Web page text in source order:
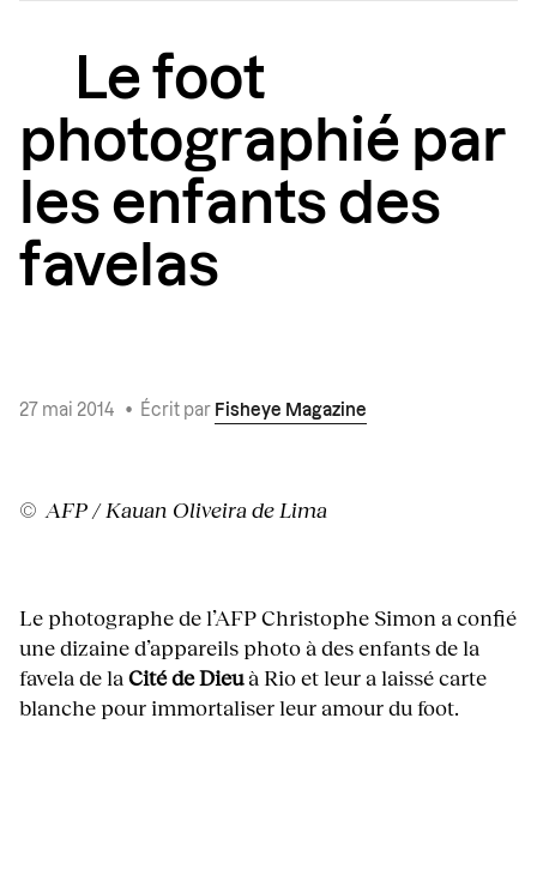
Le foot
photographié par
les enfants des
favelas
27 mai 2014 • Écrit par Fisheye Magazine
© AFP / Kauan Oliveira de Lima
Le photographe de l’AFP Christophe Simon a confié
une dizaine d’appareils photo à des enfants de la
favela de la Cité de Dieuà Rio et leur a laissé carte
blanche pour immortaliser leur amour du foot.